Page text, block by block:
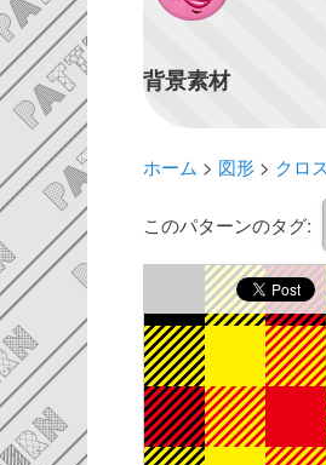
背景素材
ホーム > 図形> クロ
このパターンのタグ: